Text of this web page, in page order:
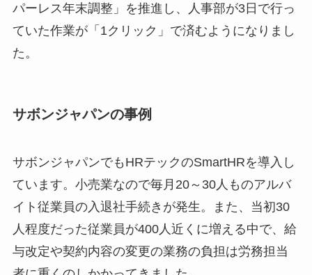
パーレス年末調整」を推進し、人事部が3日で行っ
ていた作業が「1クリック」で済むようになりまし
た。
サボンジャパンの事例
サボンジャパンでもHRテックのSmartHRを導入し
ています。小売業なので毎月20～30人ものアルバ
イト従業員の入退社手続きが発生。また、当初30
人程度だった従業員が400人近くに増える中で、給
与改定や契約内容の変更の業務の負担は労務担当